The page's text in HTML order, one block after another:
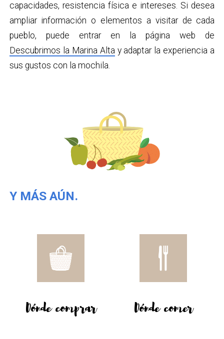
capacidades, resistencia física e intereses. Si desea
ampliar información o elementos a visitar de cada
pueblo, puede entrar en la página web de
Descubrimos la Marina Alta y adaptar la experiencia a
sus gustos con la mochila.
Y MÁS AÚN.
Dónde comprar Dónde comer